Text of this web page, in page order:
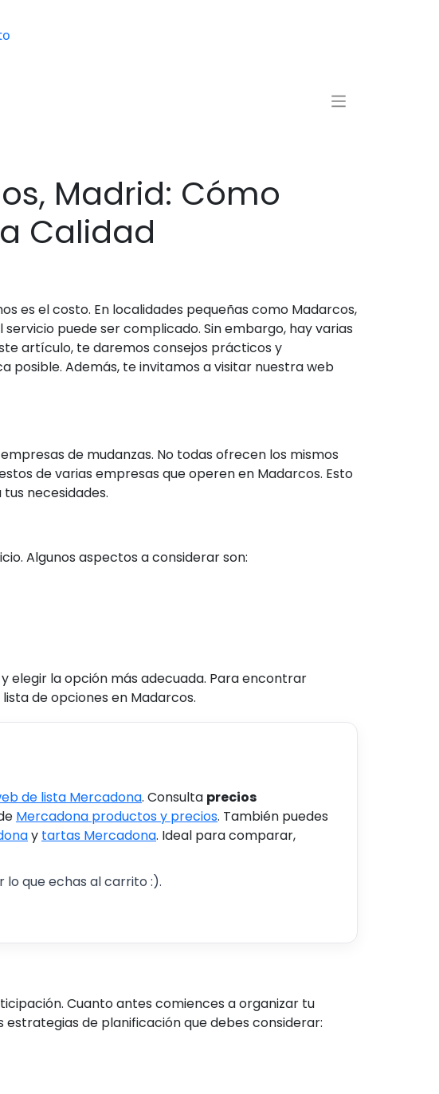
Madrid: Cómo
Calidad
es el costo. En localidades pequeñas como Madarcos,
puede ser complicado. Sin embargo, hay varias
artículo, te daremos consejos prácticos y
posible. Además, te invitamos a visitar nuestra web
de mudanzas. No todas ofrecen los mismos
de varias empresas que operen en Madarcos. Esto
necesidades.
Algunos aspectos a considerar son:
elegir la opción más adecuada. Para encontrar
de opciones en Madarcos.
de lista Mercadona. Consulta precios
Mercadona productos y precios. También puedes
y tartas Mercadona. Ideal para comparar,
lo que echas al carrito :).
Cuanto antes comiences a organizar tu
de planificación que debes considerar: